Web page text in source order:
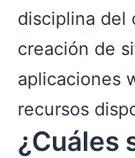
disciplina del
creación de
aplicaciones
recursos
¿Cuáles